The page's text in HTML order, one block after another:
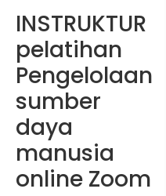
INSTRUKTUR
pelatihan
Pengelolaan
sumber
daya
manusia
online Zoom